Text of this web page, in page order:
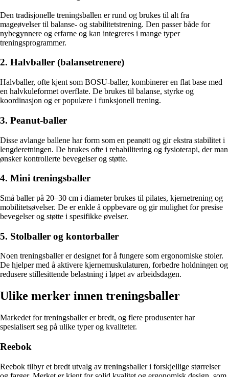
Den tradisjonelle treningsballen er rund og brukes til alt fra
mageøvelser til balanse- og stabilitetstrening. Den passer både for
nybegynnere og erfarne og kan integreres i mange typer
treningsprogrammer.
2. Halvballer (balansetrenere)
Halvballer, ofte kjent som BOSU-baller, kombinerer en flat base med
en halvkuleformet overflate. De brukes til balanse, styrke og
koordinasjon og er populære i funksjonell trening.
3. Peanut-baller
Disse avlange ballene har form som en peanøtt og gir ekstra stabilitet i
lengderetningen. De brukes ofte i rehabilitering og fysioterapi, der man
ønsker kontrollerte bevegelser og støtte.
4. Mini treningsballer
Små baller på 20–30 cm i diameter brukes til pilates, kjernetrening og
mobilitetsøvelser. De er enkle å oppbevare og gir mulighet for presise
bevegelser og støtte i spesifikke øvelser.
5. Stolballer og kontorballer
Noen treningsballer er designet for å fungere som ergonomiske stoler.
De hjelper med å aktivere kjernemuskulaturen, forbedre holdningen og
redusere stillesittende belastning i løpet av arbeidsdagen.
Ulike merker innen treningsballer
Markedet for treningsballer er bredt, og flere produsenter har
spesialisert seg på ulike typer og kvaliteter.
Reebok
Reebok tilbyr et bredt utvalg av treningsballer i forskjellige størrelser